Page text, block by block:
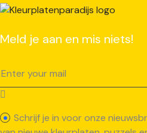
Meld je aan en mis niets!
Schrijf je in voor onze